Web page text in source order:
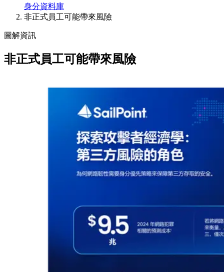
身分資料庫
非正式員工可能帶來風險
圖解資訊
非正式員工可能帶來風險